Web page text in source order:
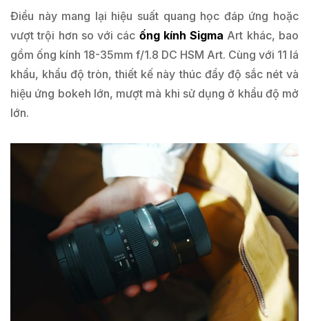
Điều này mang lại hiệu suất quang học đáp ứng hoặc
vượt trội hơn so với các ống kính Sigma Art khác, bao
gồm ống kính 18-35mm f/1.8 DC HSM Art. Cùng với 11 lá
khẩu, khẩu độ tròn, thiết kế này thúc đẩy độ sắc nét và
hiệu ứng bokeh lớn, mượt mà khi sử dụng ở khẩu độ mở
lớn.